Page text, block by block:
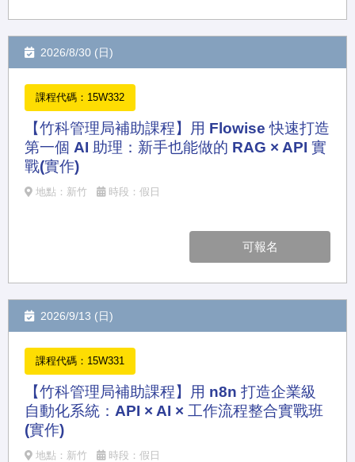
2026/8/30 (日)
課程代碼：15W332
【竹科管理局補助課程】用 Flowise 快速打造
第一個 AI 助理：新手也能做的 RAG × API 實
戰(實作)
地點：新竹 時段：假日
可報名
2026/9/13 (日)
課程代碼：15W331
【竹科管理局補助課程】用 n8n 打造企業級
自動化系統：API × AI × 工作流程整合實戰班
(實作)
地點：新竹 時段：假日